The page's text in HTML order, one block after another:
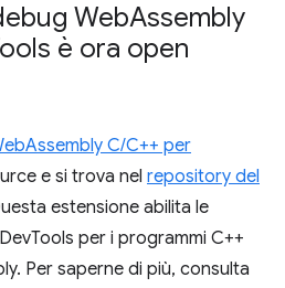
WebAssembly
è ora open
C/C++ per
e si trova nel repository del
estensione abilita le
per i programmi C++
Per saperne di più, consulta